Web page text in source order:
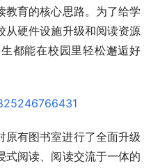
教育的核心思路。为了给学
从硬件设施升级和阅读资源
都能在校园里轻松邂逅好
原有图书室进行了全面升级
式阅读、阅读交流于一体的